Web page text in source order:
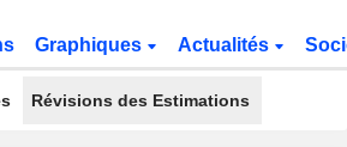
Graphiques Actualités
Révisions des Estimations